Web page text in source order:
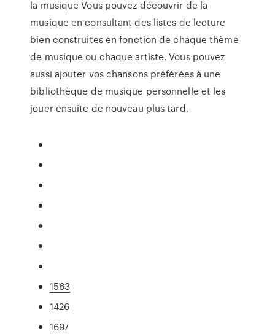
la musique Vous pouvez découvrir de la
musique en consultant des listes de lecture
bien construites en fonction de chaque thème
de musique ou chaque artiste. Vous pouvez
aussi ajouter vos chansons préférées à une
bibliothèque de musique personnelle et les
jouer ensuite de nouveau plus tard.
1563
1426
1697